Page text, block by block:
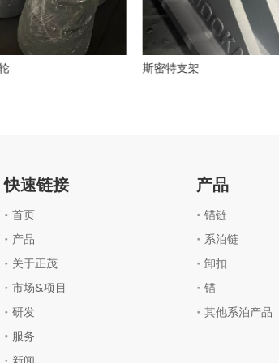
斯密特支架
快速链接
首页
产品
关于正茂
市场&项目
研发
服务
产品
锚链
系泊链
卸扣
锚
其他系泊产品